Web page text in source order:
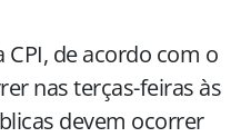
de acordo com o
nas terças-feiras às
devem ocorrer